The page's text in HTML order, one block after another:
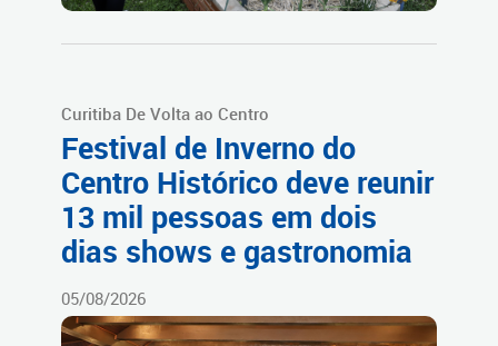
Curitiba De Volta ao Centro
Festival de Inverno do
Centro Histórico deve reunir
13 mil pessoas em dois
dias shows e gastronomia
05/08/2026